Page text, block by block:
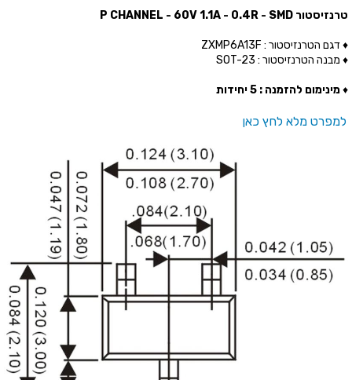
טרנזיסטור P CHANNEL - 60V 1.1A - 0.4R - SMD
♦ דגם הטרנזיסטור : ZXMP6A13F
♦ מבנה הטרנזיסטור : SOT-23
♦מינימום להזמנה : 5 יחידות
למפרט מלא לחץ כאן